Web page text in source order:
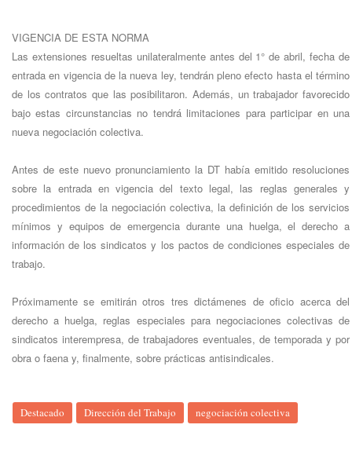
VIGENCIA DE ESTA NORMA
Las extensiones resueltas unilateralmente antes del 1° de abril, fecha de
entrada en vigencia de la nueva ley, tendrán pleno efecto hasta el término
de los contratos que las posibilitaron. Además, un trabajador favorecido
bajo estas circunstancias no tendrá limitaciones para participar en una
nueva negociación colectiva.
Antes de este nuevo pronunciamiento la DT había emitido resoluciones
sobre la entrada en vigencia del texto legal, las reglas generales y
procedimientos de la negociación colectiva, la definición de los servicios
mínimos y equipos de emergencia durante una huelga, el derecho a
información de los sindicatos y los pactos de condiciones especiales de
trabajo.
Próximamente se emitirán otros tres dictámenes de oficio acerca del
derecho a huelga, reglas especiales para negociaciones colectivas de
sindicatos interempresa, de trabajadores eventuales, de temporada y por
obra o faena y, finalmente, sobre prácticas antisindicales.
Destacado Dirección del Trabajo negociación colectiva